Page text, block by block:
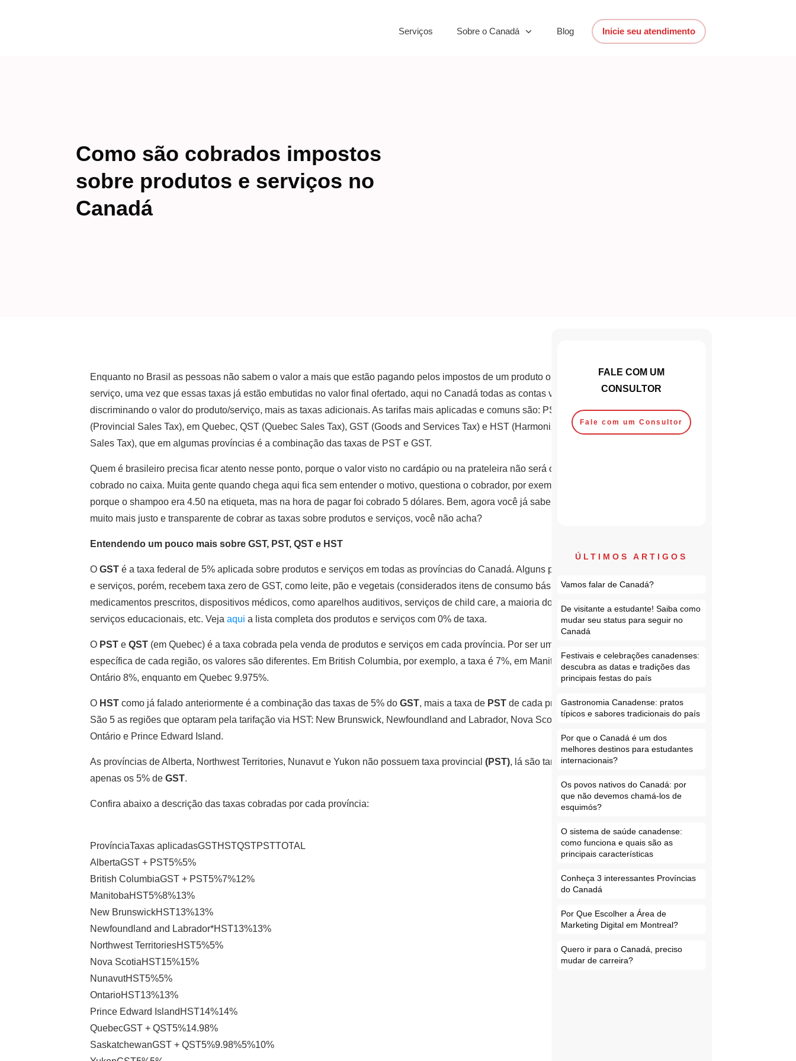
Serviços Sobre o Canadá Blog Inicie seu atendimento
Como são cobrados impostos
sobre produtos e serviços no
Canadá
Enquanto no Brasil as pessoas não sabem o valor a mais que estão pagando pelos impostos de um produto ou
serviço, uma vez que essas taxas já estão embutidas no valor final ofertado, aqui no Canadá todas as contas vão vir
discriminando o valor do produto/serviço, mais as taxas adicionais. As tarifas mais aplicadas e comuns são: PST
(Provincial Sales Tax), em Quebec, QST (Quebec Sales Tax), GST (Goods and Services Tax) e HST (Harmonized
Sales Tax), que em algumas províncias é a combinação das taxas de PST e GST.
Quem é brasileiro precisa ficar atento nesse ponto, porque o valor visto no cardápio ou na prateleira não será o mesmo
cobrado no caixa. Muita gente quando chega aqui fica sem entender o motivo, questiona o cobrador, por exemplo,
porque o shampoo era 4.50 na etiqueta, mas na hora de pagar foi cobrado 5 dólares. Bem, agora você já sabe. Um jeito
muito mais justo e transparente de cobrar as taxas sobre produtos e serviços, você não acha?
Entendendo um pouco mais sobre GST, PST, QST e HST
O GST é a taxa federal de 5% aplicada sobre produtos e serviços em todas as províncias do Canadá. Alguns produtos
e serviços, porém, recebem taxa zero de GST, como leite, pão e vegetais (considerados itens de consumo básico),
medicamentos prescritos, dispositivos médicos, como aparelhos auditivos, serviços de child care, a maioria dos
serviços educacionais, etc. Veja aqui a lista completa dos produtos e serviços com 0% de taxa.
O PST e QST (em Quebec) é a taxa cobrada pela venda de produtos e serviços em cada província. Por ser uma taxa
específica de cada região, os valores são diferentes. Em British Columbia, por exemplo, a taxa é 7%, em Manitoba e
Ontário 8%, enquanto em Quebec 9.975%.
O HST como já falado anteriormente é a combinação das taxas de 5% do GST, mais a taxa de PST de cada província.
São 5 as regiões que optaram pela tarifação via HST: New Brunswick, Newfoundland and Labrador, Nova Scotia,
Ontário e Prince Edward Island.
As províncias de Alberta, Northwest Territories, Nunavut e Yukon não possuem taxa provincial (PST), lá são tarifados
apenas os 5% de GST.
Confira abaixo a descrição das taxas cobradas por cada província:
ProvínciaTaxas aplicadasGSTHSTQSTPSTTOTAL
AlbertaGST + PST5%5%
British ColumbiaGST + PST5%7%12%
ManitobaHST5%8%13%
New BrunswickHST13%13%
Newfoundland and Labrador*HST13%13%
Northwest TerritoriesHST5%5%
Nova ScotiaHST15%15%
NunavutHST5%5%
OntarioHST13%13%
Prince Edward IslandHST14%14%
QuebecGST + QST5%14.98%
SaskatchewanGST + QST5%9.98%5%10%
FALE COM UM
CONSULTOR
Fale com um Consultor
ÚLTIMOS ARTIGOS
Vamos falar de Canadá?
De visitante a estudante! Saiba como
mudar seu status para seguir no
Canadá
Festivais e celebrações canadenses:
descubra as datas e tradições das
principais festas do país
Gastronomia Canadense: pratos
típicos e sabores tradicionais do país
Por que o Canadá é um dos
melhores destinos para estudantes
internacionais?
Os povos nativos do Canadá: por
que não devemos chamá-los de
esquimós?
O sistema de saúde canadense:
como funciona e quais são as
principais características
Conheça 3 interessantes Províncias
do Canadá
Por Que Escolher a Área de
Marketing Digital em Montreal?
Quero ir para o Canadá, preciso
mudar de carreira?